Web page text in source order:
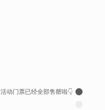
活动门票已经全部售罄啦👇